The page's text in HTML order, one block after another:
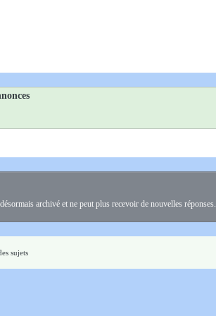
archivé et ne peut plus recevoir de nouvelles réponses.
sujets